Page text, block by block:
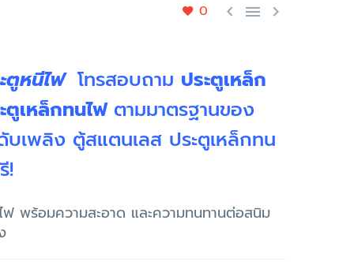
0   
ตูหนีไฟโทรสอบถาม ประตูเหล็ก
ตูเหล็กทนไฟ ตามมาตรฐานของ
เพลิง ตู้สแตนเลส ประตูเหล็กทน
!
พร้อมความสะอาด และความทนทานต่อสนิม